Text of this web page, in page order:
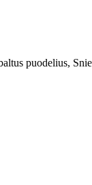
puodelius,